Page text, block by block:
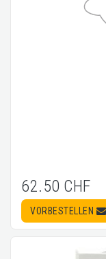
62.50 CHF
VORBESTELLEN